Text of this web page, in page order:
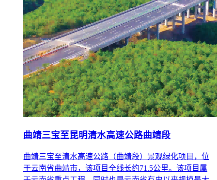
曲靖三宝至昆明清水高速公路曲靖段
曲靖三宝至清水高速公路（曲靖段）景观绿化项目，位
于云南省曲靖市，该项目全线长约71.5公里。该项目属